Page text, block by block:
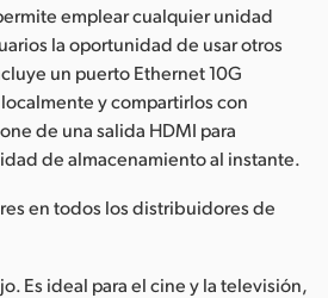
emplear cualquier unidad
la oportunidad de usar otros
un puerto Ethernet 10G
y compartirlos con
de una salida HDMI para
de almacenamiento al instante.
en todos los distribuidores de
Es ideal para el cine y la televisión,